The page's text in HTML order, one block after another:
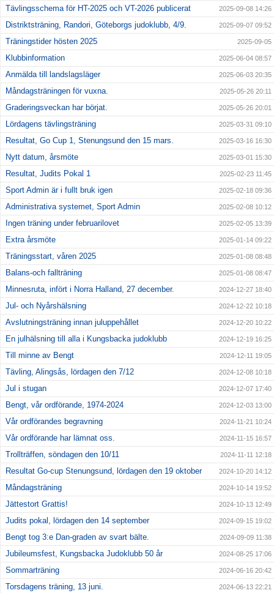
Tävlingsschema för HT-2025 och VT-2026 publicerat 2025-09-08 14:26
Distriktsträning, Randori, Göteborgs judoklubb, 4/9. 2025-09-07 09:52
Träningstider hösten 2025 2025-09-05
Klubbinformation 2025-06-04 08:57
Anmälda till landslagsläger 2025-06-03 20:35
Måndagsträningen för vuxna. 2025-05-26 20:11
Graderingsveckan har börjat. 2025-05-26 20:01
Lördagens tävlingsträning 2025-03-31 09:10
Resultat, Go Cup 1, Stenungsund den 15 mars. 2025-03-16 16:30
Nytt datum, årsmöte 2025-03-01 15:30
Resultat, Judits Pokal 1 2025-02-23 11:45
Sport Admin är i fullt bruk igen 2025-02-18 09:36
Administrativa systemet, Sport Admin 2025-02-08 10:12
Ingen träning under februarilovet 2025-02-05 13:39
Extra årsmöte 2025-01-14 09:22
Träningsstart, våren 2025 2025-01-08 08:48
Balans-och fallträning 2025-01-08 08:47
Minnesruta, infört i Norra Halland, 27 december. 2024-12-27 18:40
Jul- och Nyårshälsning 2024-12-22 10:18
Avslutningsträning innan juluppehållet 2024-12-20 10:22
En julhälsning till alla i Kungsbacka judoklubb 2024-12-19 16:25
Till minne av Bengt 2024-12-11 19:05
Tävling, Alingsås, lördagen den 7/12 2024-12-08 10:18
Jul i stugan 2024-12-07 17:40
Bengt, vår ordförande, 1974-2024 2024-12-03 13:00
Vår ordförandes begravning 2024-11-21 10:24
Vår ordförande har lämnat oss. 2024-11-15 16:57
Trollträffen, söndagen den 10/11 2024-11-11 12:18
Resultat Go-cup Stenungsund, lördagen den 19 oktober 2024-10-20 14:12
Måndagsträning 2024-10-14 19:52
Jättestort Grattis! 2024-10-13 12:49
Judits pokal, lördagen den 14 september 2024-09-15 19:02
Bengt tog 3:e Dan-graden av svart bälte. 2024-09-09 11:38
Jubileumsfest, Kungsbacka Judoklubb 50 år 2024-08-25 17:06
Sommarträning 2024-06-16 20:42
Torsdagens träning, 13 juni. 2024-06-13 22:21